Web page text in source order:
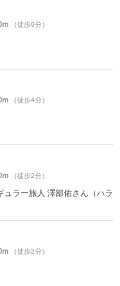
（徒歩9分）
（徒歩4分）
（徒歩2分）
ラー旅人 澤部佑さん（ハラ
（徒歩2分）